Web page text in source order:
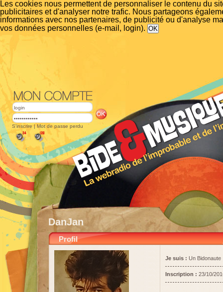
Les cookies nous permettent de personnaliser le contenu du
publicitaires et d'analyser notre trafic. Nous partageons
informations avec nos partenaires, de publicité ou d'analyse
vos données personnelles (e-mail, login).
S'inscrire | Mot de passe perdu
DanJan
Profil
Je suis : Un Bidonaute
Inscription : 23/10/